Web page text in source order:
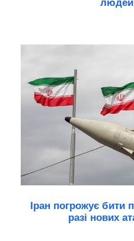
Іран погрожує бити
разі нових